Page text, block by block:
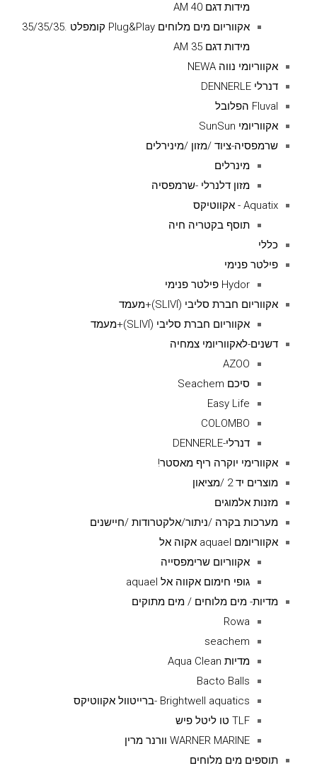
מידות דגם AM 40
אקווריום מים מלוחים Plug&Play קומפלט .35/35/35
מידות דגם AM 35
אקווריומי נווה NEWA
דנרלי DENNERLE
Fluval הפלובל
אקווריומי SunSun
שרמפסיה-ציוד /מזון /מינירלים
מינרלים
מזון דלנרלי -שרמפסיה
Aquatix - אקווטיקס
תוסף בקטריה חיה
כללי
פילטר פנימי
Hydor פילטר פנימי
אקווריום חברת סליבי (SLIVIׂׂ)+מעמד
אקווריום חברת סליבי (SLIVIׂׂ)+מעמד
דשנים-לאקווריומי צמחיה
AZOO
סיכם Seachem
Easy Life
COLOMBO
דנרלי-DENNERLE
אקוורימי יוקרה ריף מאסטר!
מוצרים יד 2 /מציאון
מזנות אלמוגים
מערכות בקרה /ניתור/אלקטרודות /חיישנים
אקווריומם aquael אקוה אל
אקווריום שרימפסייה
גופי חימום אקווה אל aquael
מדיות- מים מלוחים / מים מתוקים
Rowa
seachem
מדיות Aqua Clean
Bacto Balls
Brightwell aquatics -ברייטוול אקווטיקס
TLF טו ליטל פיש
WARNER MARINE וורנר מרין
תוספים מים מלוחים